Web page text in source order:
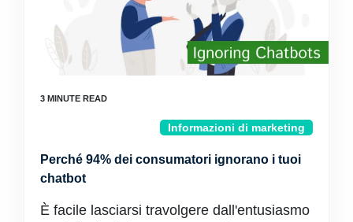
Informazioni di marketing
Perché 94% dei consumatori ignorano i tuoi
chatbot
È facile lasciarsi travolgere dall'entusiasmo